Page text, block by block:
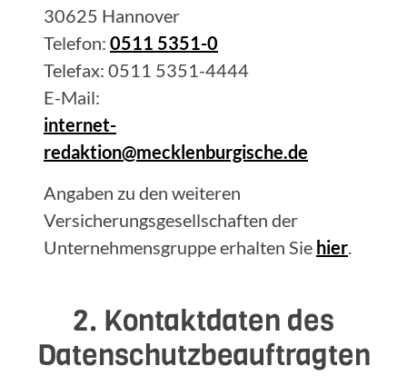
30625 Hannover
Telefon: 0511 5351-0
Telefax: 0511 5351-4444
E-Mail:
internet-
redaktion@mecklenburgische.de
Angaben zu den weiteren
Versicherungsgesellschaften der
Unternehmensgruppe erhalten Sie hier.
2. Kontaktdaten des
Datenschutzbeauftragten